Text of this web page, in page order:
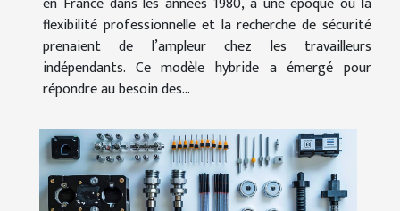
flexibilité professionnelle et la recherche de sécurité
prenaient de l’ampleur chez les travailleurs
indépendants. Ce modèle hybride a émergé pour
répondre au besoin des...